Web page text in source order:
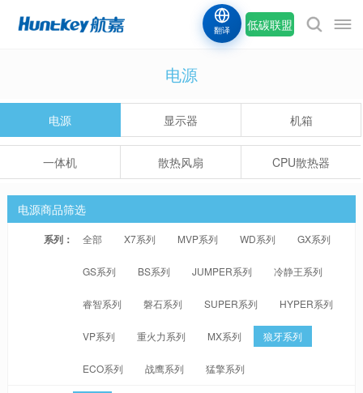
低碳联盟
翻译
电源
电源 显示器 机箱
一体机 散热风扇 CPU散热器
电源商品筛选
系列： 全部 X7系列 MVP系列 WD系列 GX系列
GS系列 BS系列 JUMPER系列 冷静王系列
睿智系列 磐石系列 SUPER系列 HYPER系列
VP系列 重火力系列 MX系列 狼牙系列
ECO系列 战鹰系列 猛擎系列